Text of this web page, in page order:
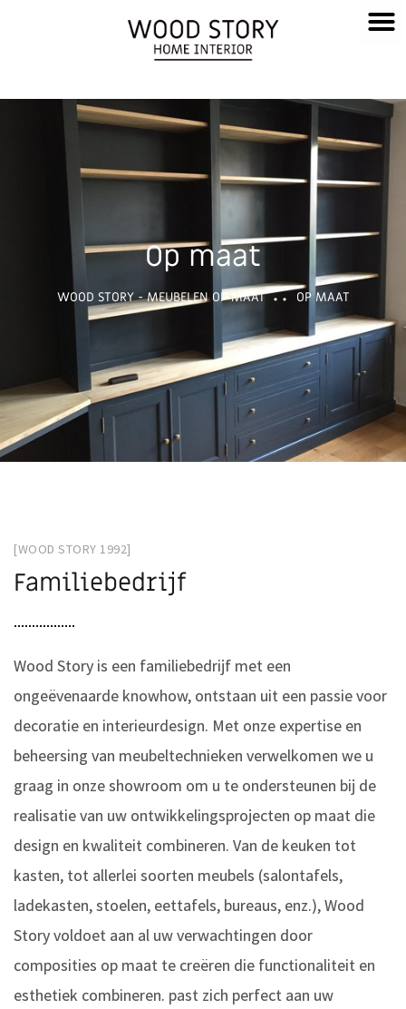
Op maat
WOOD STORY - MEUBELEN OP MAAT OP MAAT
[WOOD STORY 1992]
Familiebedrijf
Wood Story is een familiebedrijf met een
ongeëvenaarde knowhow, ontstaan ​​uit een passie voor
decoratie en interieurdesign. Met onze expertise en
beheersing van meubeltechnieken verwelkomen we u
graag in onze showroom om u te ondersteunen bij de
realisatie van uw ontwikkelingsprojecten op maat die
design en kwaliteit combineren. Van de keuken tot
kasten, tot allerlei soorten meubels (salontafels,
ladekasten, stoelen, eettafels, bureaus, enz.), Wood
Story voldoet aan al uw verwachtingen door
composities op maat te creëren die functionaliteit en
esthetiek combineren. past zich perfect aan uw